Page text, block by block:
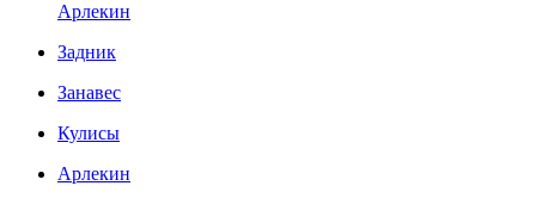
Арлекин
Задник
Занавес
Кулисы
Арлекин